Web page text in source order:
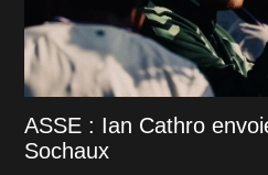
ASSE : Ian Cathro
Sochaux